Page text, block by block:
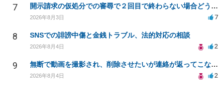
7 開示請求の仮処分での審尋で２回目で終わらない場合どうしたらいいですか
2026年8月3日 7
8 SNSでの誹謗中傷と金銭トラブル、法的対応の相談
2026年8月4日 2
9 無断で動画を撮影され、削除させたいが連絡が返ってこない。
2026年8月4日 2